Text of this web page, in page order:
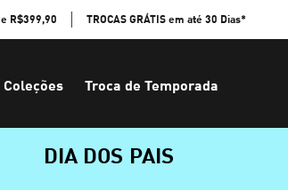
R$399,90 TROCAS GRÁTIS em até 30 Dias*
Coleções Troca de Temporada
DIA DOS PAIS